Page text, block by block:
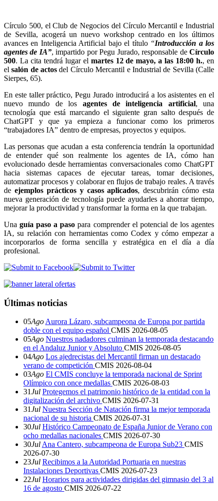
Círculo 500, el Club de Negocios del Círculo Mercantil e Industrial
de Sevilla, acogerá un nuevo workshop centrado en los últimos
avances en Inteligencia Artificial bajo el título “Introducción a los
agentes de IA”, impartido por Pegu Jurado, responsable deCírculo
500. La cita tendrá lugar el martes 12 de mayo, a las 18:00 h., en
elsalón de actos del Círculo Mercantil e Industrial de Sevilla (Calle
Sierpes, 65).
En este taller práctico, Pegu Jurado introducirá a los asistentes en el
nuevo mundo de los agentes de inteligencia artificial, una
tecnología que está marcando el siguiente gran salto después de
ChatGPT y que ya empieza a funcionar como los primeros
“trabajadores IA” dentro de empresas, proyectos y equipos.
Las personas que acudan a esta conferencia tendrán la oportunidad
de entender qué son realmente los agentes de IA, cómo han
evolucionado desde herramientas conversacionales como ChatGPT
hacia sistemas capaces de ejecutar tareas, tomar decisiones,
automatizar procesos y colaborar en flujos de trabajo reales. A través
de ejemplos prácticos y casos aplicados, descubrirán cómo esta
nueva generación de tecnología puede ayudarles a ahorrar tiempo,
mejorar la productividad y transformar la forma en la que trabajan.
Unaguía paso a paso para comprender el potencial de los agentes
IA, su relación con herramientas como Codex y cómo empezar a
incorporarlos de forma sencilla y estratégica en el día a día
profesional.
Últimas noticias
05Ago Aurora Lázaro, subcampeona de Europa por partida
doble con el equipo español CMIS 2026-08-05
05Ago Nuestros nadadores culminan la temporada destacando
en el Andaluz Junior y Absoluto CMIS 2026-08-05
04Ago Los ajedrecistas del Mercantil firman un destacado
verano de competición CMIS 2026-08-04
03Ago El CMIS concluye la temporada nacional de Sprint
Olímpico con once medallas CMIS 2026-08-03
31Jul Protegemos el patrimonio histórico de la entidad con la
digitalización del archivo CMIS 2026-07-31
31Jul Nuestra Sección de Natación firma la mejor temporada
nacional de su historia CMIS 2026-07-31
30Jul Histórico Campeonato de España Junior de Verano con
ocho medallas nacionales CMIS 2026-07-30
30Jul Ana Cantero, subcampeona de Europa Sub23 CMIS
2026-07-30
23Jul Recibimos a la Autoridad Portuaria en nuestras
Instalaciones Deportivas CMIS 2026-07-23
22Jul Horarios para actividades dirigidas del gimnasio del 3 al
16 de agosto CMIS 2026-07-22